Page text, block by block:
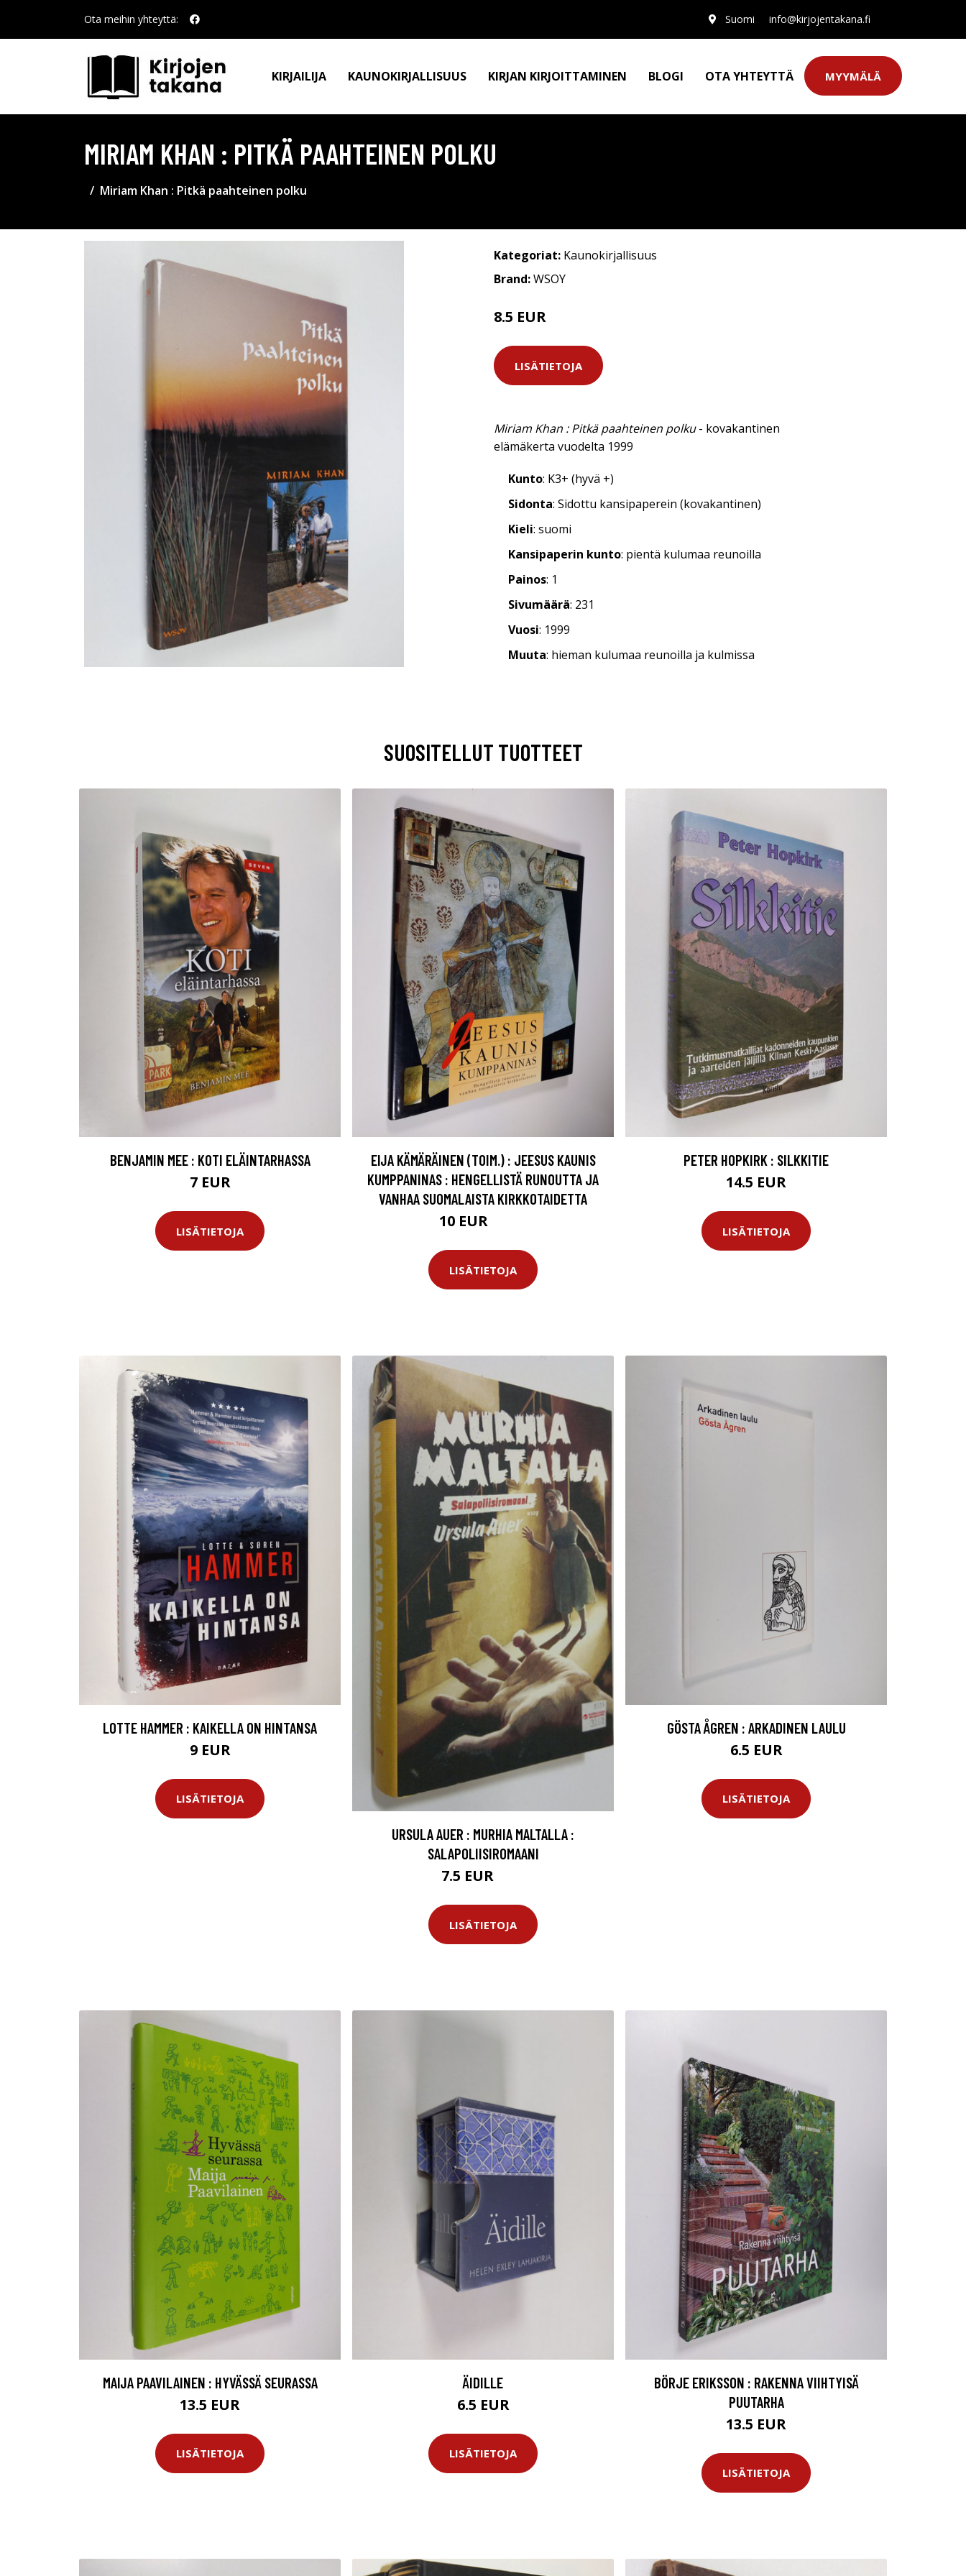
Ota meihin yhteyttä: Suomi info@kirjojentakana.fi
KIRJAILIJA KAUNOKIRJALLISUUS KIRJAN KIRJOITTAMINEN BLOGI OTA YHTEYTTÄ MYYMÄLÄ
MIRIAM KHAN : PITKÄ PAAHTEINEN POLKU
Miriam Khan : Pitkä paahteinen polku
Kategoriat: Kaunokirjallisuus
Brand:WSOY
8.5 EUR
LISÄTIETOJA
Miriam Khan : Pitkä paahteinen polku- kovakantinen
elämäkerta vuodelta 1999
Kunto: K3+ (hyvä +)
Sidonta: Sidottu kansipaperein (kovakantinen)
Kieli: suomi
Kansipaperin kunto: pientä kulumaa reunoilla
Painos: 1
Sivumäärä: 231
Vuosi: 1999
Muuta: hieman kulumaa reunoilla ja kulmissa
SUOSITELLUT TUOTTEET
BENJAMIN MEE : KOTI ELÄINTARHASSA
7 EUR
LISÄTIETOJA
EIJA KÄMÄRÄINEN (TOIM.) : JEESUS KAUNIS
KUMPPANINAS : HENGELLISTÄ RUNOUTTA JA
VANHAA SUOMALAISTA KIRKKOTAIDETTA
10 EUR
LISÄTIETOJA
PETER HOPKIRK : SILKKITIE
14.5 EUR
LISÄTIETOJA
LOTTE HAMMER : KAIKELLA ON HINTANSA
9 EUR
LISÄTIETOJA
URSULA AUER : MURHIA MALTALLA :
SALAPOLIISIROMAANI
7.5 EUR
LISÄTIETOJA
GÖSTA ÅGREN : ARKADINEN LAULU
6.5 EUR
LISÄTIETOJA
MAIJA PAAVILAINEN : HYVÄSSÄ SEURASSA
13.5 EUR
LISÄTIETOJA
ÄIDILLE
6.5 EUR
LISÄTIETOJA
BÖRJE ERIKSSON : RAKENNA VIIHTYISÄ
PUUTARHA
13.5 EUR
LISÄTIETOJA